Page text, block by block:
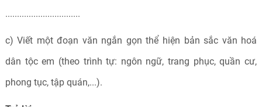
................................
c) Viết một đoạn văn ngắn gọn thể hiện bản sắc văn hoá
dân tộc em (theo trình tự: ngôn ngữ, trang phục, quần cư,
phong tục, tập quán,...).